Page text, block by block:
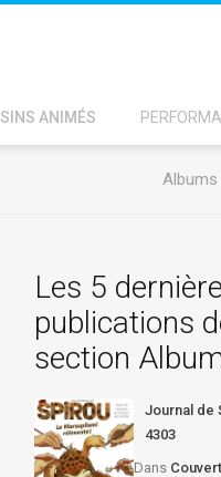
ANIMÉS
Albums
Les 5
publications
section
Journal de
4303
Dans